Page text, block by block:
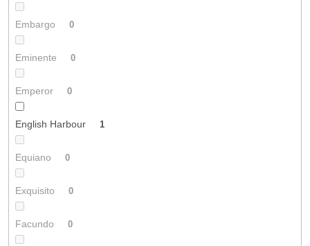
Embargo 0
Eminente 0
Emperor 0
English Harbour 1
Equiano 0
Exquisito 0
Facundo 0